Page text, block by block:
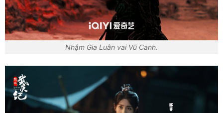
Nhậm Gia Luân vai Vũ Canh.